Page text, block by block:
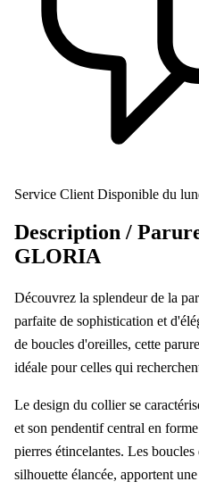
Service Client Disponible du
Description /
GLORIA
Découvrez la splendeur de la
parfaite de sophistication et
de boucles d'oreilles, cette
idéale pour celles qui
Le design du collier se
et son pendentif central en
pierres étincelantes. Les
silhouette élancée, apportent